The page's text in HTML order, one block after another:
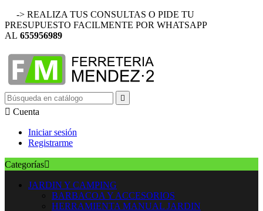
-> REALIZA TUS CONSULTAS O PIDE TU
PRESUPUESTO FACILMENTE POR WHATSAPP
AL 655956989

 Cuenta
Iniciar sesión
Registrarme
Categorías
JARDIN Y CAMPING
BARBACOA Y ACCESORIOS
HERRAMIENTA MANUAL JARDIN